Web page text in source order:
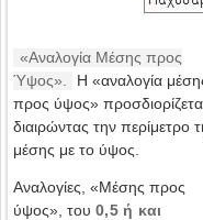
«Αναλογία Μέσης προς
Ύψος».
Η «αναλογία
προς ύψος»
διαιρώντας την περίμετρο
μέσης με το ύψος.
Αναλογίες, «Μέσης προς
ύψος», του 0,5 ή και